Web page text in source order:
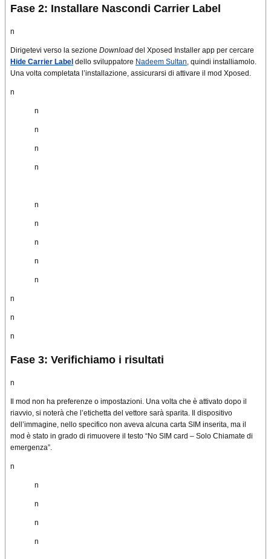
Fase 2: Installare Nascondi Carrier Label
n
Dirigetevi verso la sezione Download del Xposed Installer app per cercare
Hide Carrier Label dello sviluppatore Nadeem Sultan, quindi installiamolo.
Una volta completata l’installazione, assicurarsi di attivare il mod Xposed.
n
n
n
n
n
n
n
n
n
n
n
n
n
Fase 3: Verifichiamo i risultati
n
Il mod non ha preferenze o impostazioni. Una volta che è attivato dopo il
riavvio, si noterà che l’etichetta del vettore sarà sparita.
Il dispositivo
dell’immagine, nello specifico non aveva alcuna carta SIM inserita, ma il
mod è stato in grado di rimuovere il testo “No SIM card – Solo Chiamate di
emergenza”.
n
n
n
n
n